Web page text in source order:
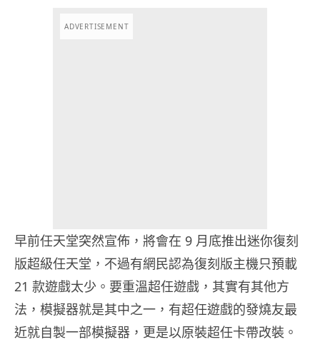
ADVERTISEMENT
早前任天堂突然宣佈，將會在 9 月底推出迷你復刻
版超級任天堂，不過有網民認為復刻版主機只預載
21 款遊戲太少。要重溫超任遊戲，其實有其他方
法，模擬器就是其中之一，有超任遊戲的發燒友最
近就自製一部模擬器，更是以原裝超任卡帶改裝。